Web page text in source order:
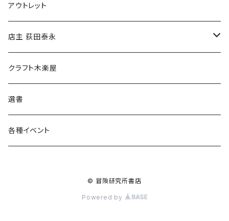
マグカップ
傘
食料品
その他
アウトレット
店主 荻田泰永
書籍
ウェア
クラフト木楽屋
選書
各種イベント
© 冒険研究所書店
Powered by